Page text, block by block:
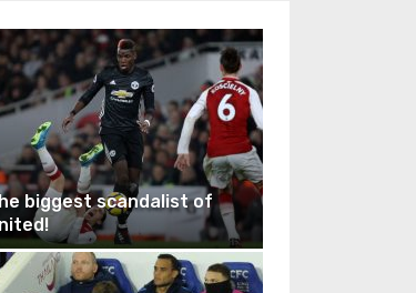
biggest scandalist of